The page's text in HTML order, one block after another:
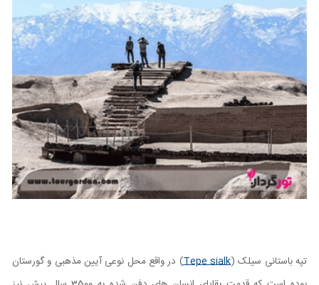
تپه باستانی سیلک (
Tepe sialk
) در واقع محل نوعی آیین مذهبی و گورستان